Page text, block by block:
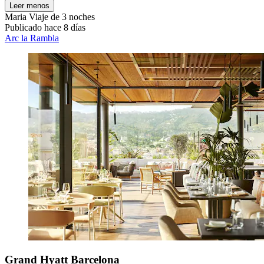
Leer menos
Maria Viaje de 3 noches
Publicado hace 8 días
Arc la Rambla
Grand Hyatt Barcelona